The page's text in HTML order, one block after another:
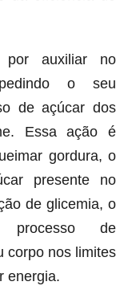
por auxiliar no
o seu
de açúcar dos
Essa ação é
gordura, o
presente no
de glicemia, o
de
corpo nos limites
energia.